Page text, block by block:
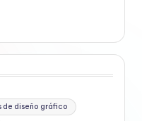
de diseño gráfico